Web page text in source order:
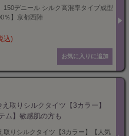
150デニール シルク高混率タイプ成型
％】京都西陣
込)
え取りシルクタイツ【3カラー】
ム】敏感肌の方も
取りシルクタイツ【3カラー】【人気